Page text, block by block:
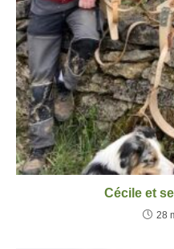
Cécile et
28